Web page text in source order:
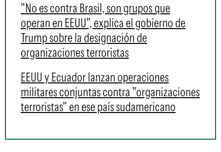
"No es contra Brasil, son grupos que
operan en EEUU", explica el gobierno de
Trump sobre la designación de
organizaciones terroristas
EEUU y Ecuador lanzan operaciones
militares conjuntas contra "organizaciones
terroristas" en ese país sudamericano